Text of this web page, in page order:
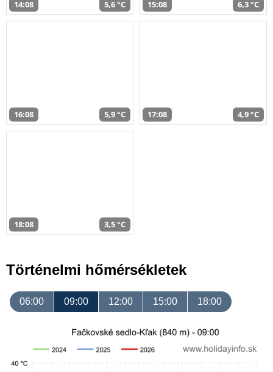
14:08 5,6 °C 15:08 6,3 °C
16:08 5,9 °C 17:08 4,9 °C
18:08 3,5 °C
Történelmi hőmérsékletek
06:00 09:00 12:00 15:00 18:00